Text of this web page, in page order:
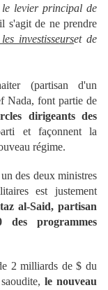
levier principal de
s'agit de ne prendre
investisseurset de
(partisan d'un
Nada, font partie de
dirigeants des
et façonnent la
régime.
des deux ministres
est justement
al-Said, partisan
programmes
2 milliards de $ du
le nouveau